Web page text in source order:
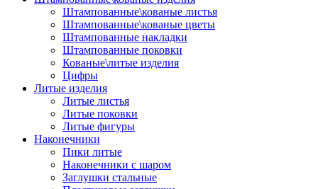
Штампованные\кованые листья
Штампованные\кованые цветы
Штампованные накладки
Штампованные поковки
Кованые\литые изделия
Цифры
Литые изделия
Литые листья
Литые поковки
Литые фигуры
Наконечники
Пики литые
Наконечники с шаром
Заглушки стальные